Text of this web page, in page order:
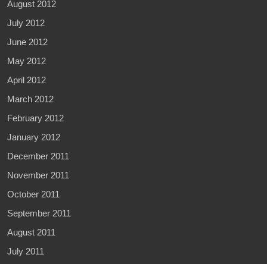
August 2012
July 2012
June 2012
May 2012
April 2012
March 2012
February 2012
January 2012
December 2011
November 2011
October 2011
September 2011
August 2011
July 2011